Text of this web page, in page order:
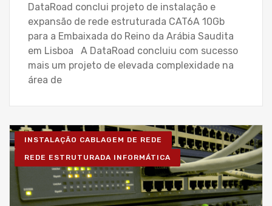
DataRoad conclui projeto de instalação e
expansão de rede estruturada CAT6A 10Gb
para a Embaixada do Reino da Arábia Saudita
em Lisboa A DataRoad concluiu com sucesso
mais um projeto de elevada complexidade na
área de
INSTALAÇÃO CABLAGEM DE REDE
REDE ESTRUTURADA INFORMÁTICA